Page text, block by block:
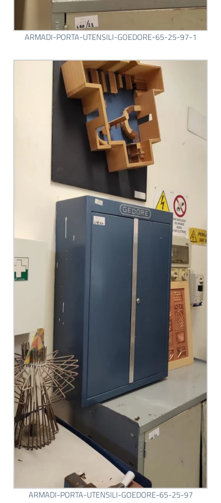
ARMADI-PORTA-UTENSILI-GOEDORE-65-25-97-1
ARMADI-PORTA-UTENSILI-GOEDORE-65-25-97